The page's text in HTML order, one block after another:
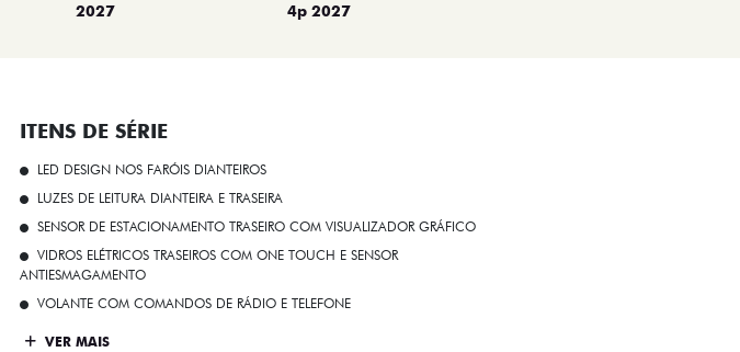
2027
4p 2027
ITENS DE SÉRIE
LED DESIGN NOS FARÓIS DIANTEIROS
LUZES DE LEITURA DIANTEIRA E TRASEIRA
SENSOR DE ESTACIONAMENTO TRASEIRO COM VISUALIZADOR GRÁFICO
VIDROS ELÉTRICOS TRASEIROS COM ONE TOUCH E SENSOR
ANTIESMAGAMENTO
VOLANTE COM COMANDOS DE RÁDIO E TELEFONE
VER MAIS